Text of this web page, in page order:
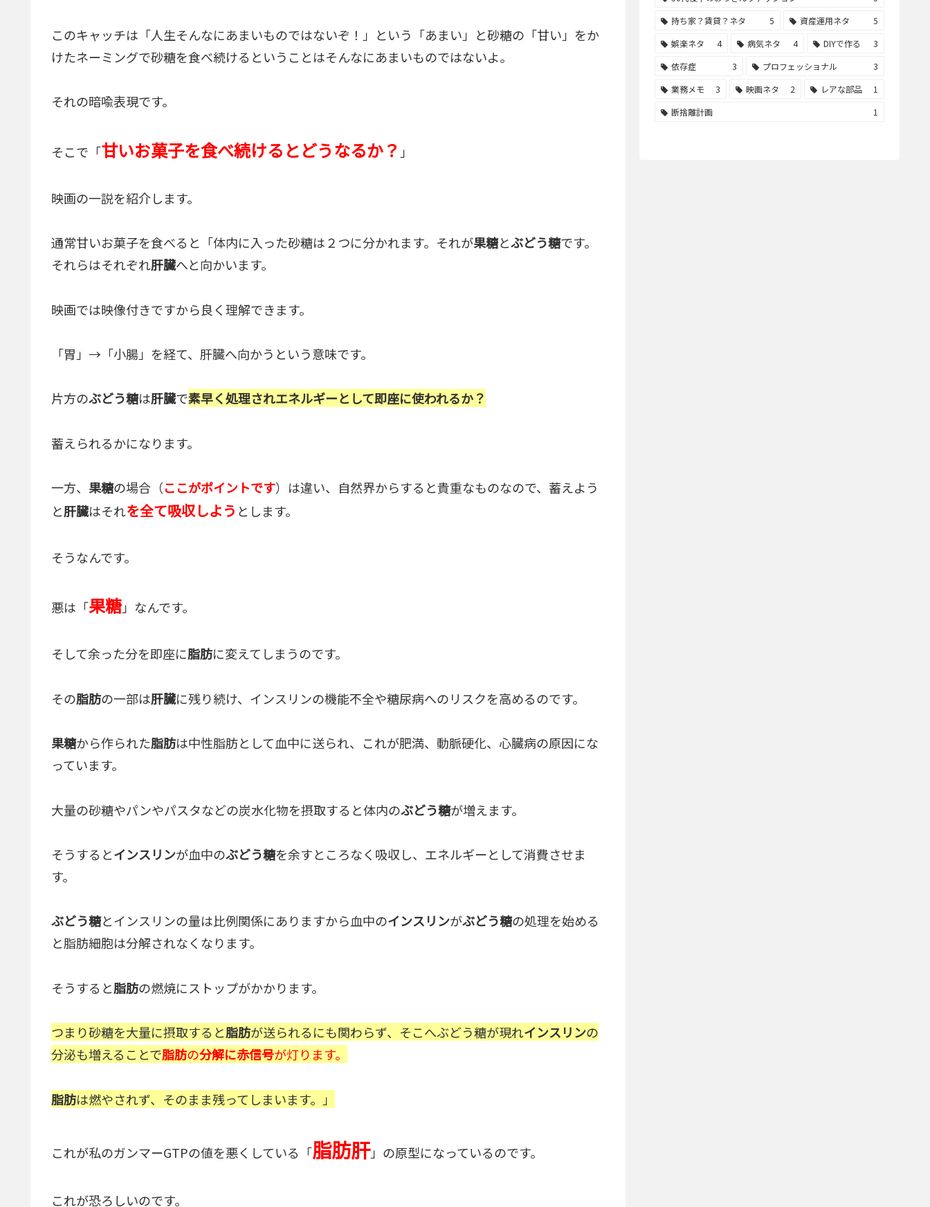
このキャッチは「人生そんなにあまいものではないぞ！」という「あまい」と砂糖の「甘い」をか
けたネーミングで砂糖を食べ続けるということはそんなにあまいものではないよ。
それの暗喩表現です。
そこで「甘いお菓子を食べ続けるとどうなるか？ 」
映画の一説を紹介します。
通常甘いお菓子を食べると「体内に入った砂糖は２つに分かれます。それが果糖とぶどう糖です。
それらはそれぞれ肝臓へと向かいます。
映画では映像付きですから良く理解できます。
「胃」→「小腸」を経て、肝臓へ向かうという意味です。
片方のぶどう糖は肝臓で素早く処理されエネルギーとして即座に使われるか？
蓄えられるかになります。
一方、 果糖の場合（ここがポイントです）は違い、自然界からすると貴重なものなので、蓄えよう
と肝臓はそれを全て吸収しよう とします。
そうなんです。
悪は「果糖」なんです。
そして余った分を即座に脂肪に変えてしまうのです。
その脂肪の一部は肝臓に残り続け、インスリンの機能不全や糖尿病へのリスクを高めるのです。
果糖から作られた脂肪は中性脂肪として血中に送られ、これが肥満、動脈硬化、心臓病の原因にな
っています。
大量の砂糖やパンやパスタなどの炭水化物を摂取すると体内のぶどう糖が増えます。
そうするとインスリンが血中のぶどう糖を余すところなく吸収し、エネルギーとして消費させま
す。
ぶどう糖とインスリンの量は比例関係にありますから血中のインスリンがぶどう糖の処理を始める
と脂肪細胞は分解されなくなります。
そうすると脂肪の燃焼にストップがかかります。
つまり砂糖を大量に摂取すると脂肪が送られるにも関わらず、そこへぶどう糖が現れインスリンの
分泌も増えることで脂肪の分解に赤信号が灯ります。
脂肪は燃やされず、そのまま残ってしまいます。」
これが私のガンマーGTPの値を悪くしている「脂肪肝」の原型になっているのです。
これが恐ろしいのです。
持ち家？賃貸？ネタ
5 資産運用ネタ
5
娯楽ネタ
4 病気ネタ 4 DIYで作る
3
依存症
3 プロフェッショナル
3
業務メモ
3 映画ネタ 2 レアな部品
1
断捨離計画
1